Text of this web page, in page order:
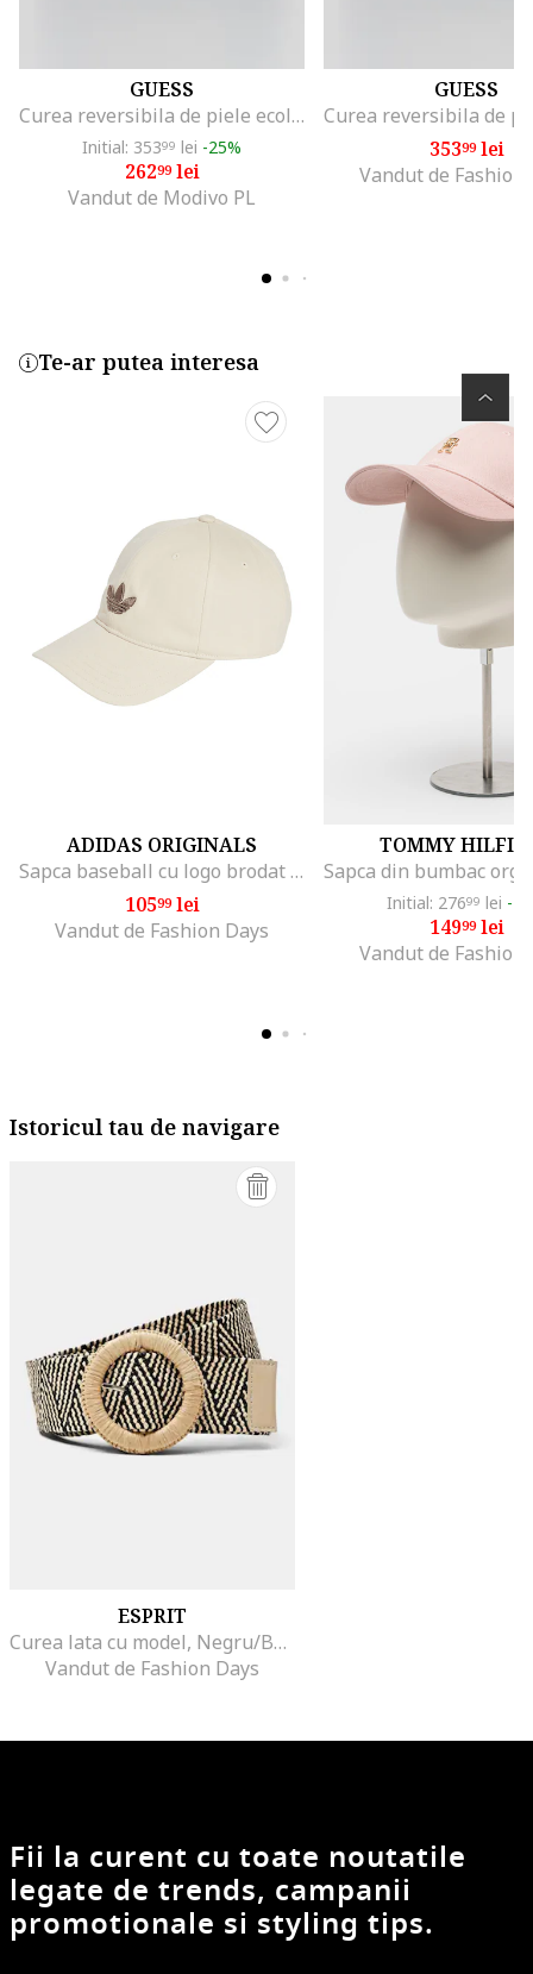
GUESS
Curea reversibila de piele ecologica Noelle
Initial: 35399 lei -25%
26299lei
Vandut de Modivo PL
GUESS
35399lei
Vandut de Fashion
Te-ar putea interesa
ADIDAS ORIGINALS
Sapca baseball cu logo brodat Classic, Crem
10599lei
Vandut de Fashion Days
TOMMY
Initial: 27699 lei -
14999lei
Vandut de Fashion
Istoricul tau de navigare
ESPRIT
Curea lata cu model, Negru/Bej deschis
Vandut de Fashion Days
Fii la curent cu toate noutatile
legate de trends, campanii
promotionale si styling tips.